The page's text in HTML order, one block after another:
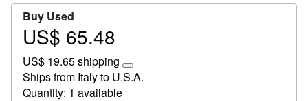
Buy Used
Price
65.48
US$ 65.48
US$ 19.65 shipping
Learn
more
Ships from Italy to U.S.A.
Quantity: 1 available